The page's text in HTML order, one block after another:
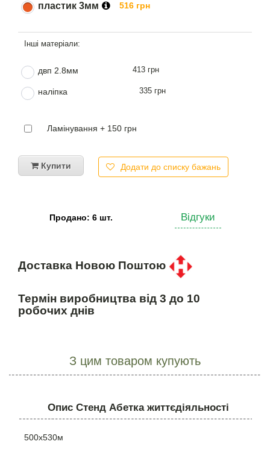
пластик 3мм 516 грн
двп 2.8мм 413 грн
наліпка 335 грн
Ламінування + 150 грн
Купити Додати до списку бажань
Продано: 6 шт. Відгуки
Доставка Новою Поштою
Термін виробництва від 3 до 10
робочих днів
З цим товаром купують
Опис Стенд Абетка життєдіяльності
500х530м